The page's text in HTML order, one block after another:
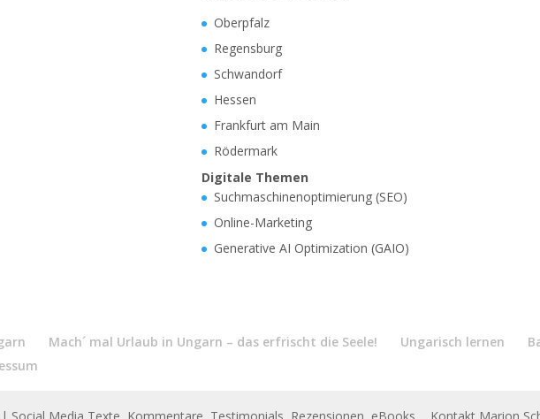
Oberpfalz
Regensburg
Schwandorf
Hessen
Frankfurt am Main
Rödermark
Digitale Themen
Suchmaschinenoptimierung (SEO)
Online-Marketing
Generative AI Optimization (GAIO)
Mach´ mal Urlaub in Ungarn – das erfrischt die Seele! Ungarisch lernen